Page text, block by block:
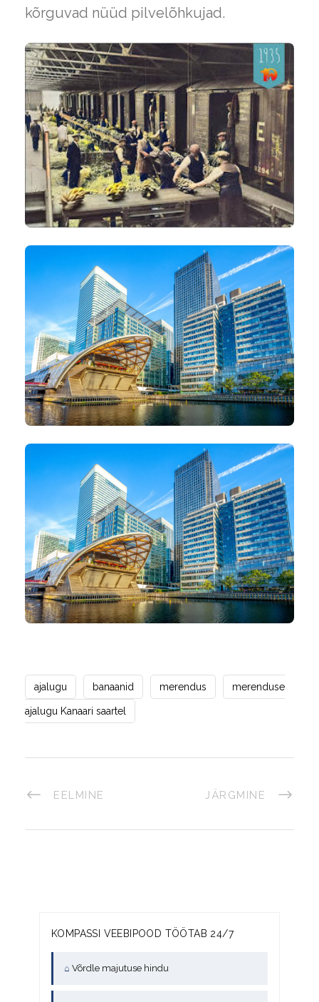
kõrguvad nüüd pilvelõhkujad.
ajalugu banaanid merendus merenduse
ajalugu Kanaari saartel
EELMINE JÄRGMINE
KOMPASSI VEEBIPOOD TÖÖTAB 24/7
⌂ Võrdle majutuse hindu